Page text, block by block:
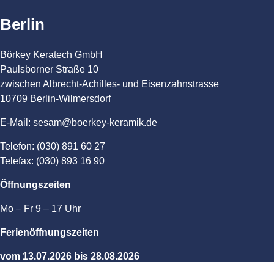
Berlin
Börkey Keratech GmbH
Paulsborner Straße 10
zwischen Albrecht-Achilles- und Eisenzahnstrasse
10709 Berlin-Wilmersdorf
E-Mail: sesam@boerkey-keramik.de
Telefon: (030) 891 60 27
Telefax: (030) 893 16 90
Öffnungszeiten
Mo – Fr 9 – 17 Uhr
Ferienöffnungszeiten
vom 13.07.2026 bis 28.08.2026